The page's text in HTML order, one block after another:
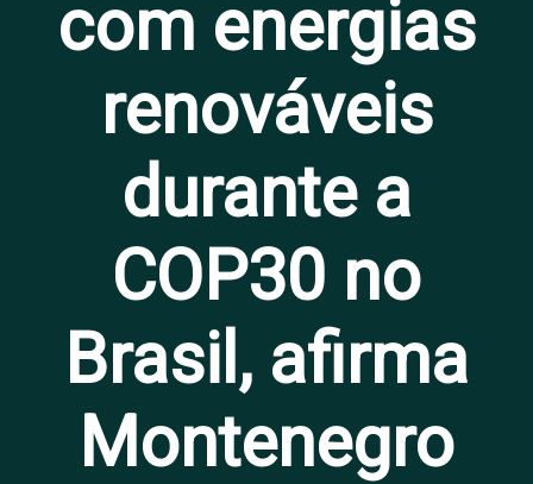
com energias
renováveis
durante a
COP30 no
Brasil, afirma
Montenegro